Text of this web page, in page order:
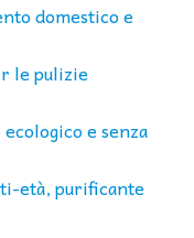
domestico e
le pulizie
e senza
età, purificante